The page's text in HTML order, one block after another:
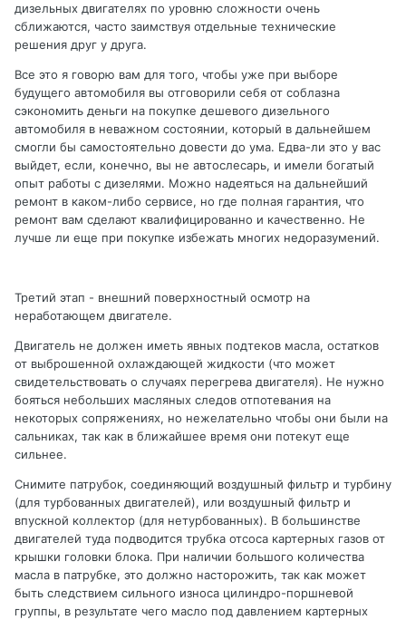
дизельных двигателях по уровню сложности очень
сближаются, часто заимствуя отдельные технические
решения друг у друга.
Все это я говорю вам для того, чтобы уже при выборе
будущего автомобиля вы отговорили себя от соблазна
сэкономить деньги на покупке дешевого дизельного
автомобиля в неважном состоянии, который в дальнейшем
смогли бы самостоятельно довести до ума. Едва-ли это у вас
выйдет, если, конечно, вы не автослесарь, и имели богатый
опыт работы с дизелями. Можно надеяться на дальнейший
ремонт в каком-либо сервисе, но где полная гарантия, что
ремонт вам сделают квалифицированно и качественно. Не
лучше ли еще при покупке избежать многих недоразумений.
Третий этап - внешний поверхностный осмотр на
неработающем двигателе.
Двигатель не должен иметь явных подтеков масла, остатков
от выброшенной охлаждающей жидкости (что может
свидетельствовать о случаях перегрева двигателя). Не нужно
бояться небольших масляных следов отпотевания на
некоторых сопряжениях, но нежелательно чтобы они были на
сальниках, так как в ближайшее время они потекут еще
сильнее.
Снимите патрубок, соединяющий воздушный фильтр и турбину
(для турбованных двигателей), или воздушный фильтр и
впускной коллектор (для нетурбованных). В большинстве
двигателей туда подводится трубка отсоса картерных газов от
крышки головки блока. При наличии большого количества
масла в патрубке, это должно насторожить, так как может
быть следствием сильного износа цилиндро-поршневой
группы, в результате чего масло под давлением картерных